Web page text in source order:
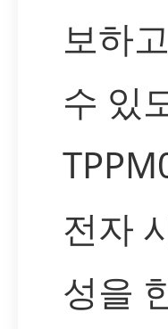
보하
수 있
전자
성을